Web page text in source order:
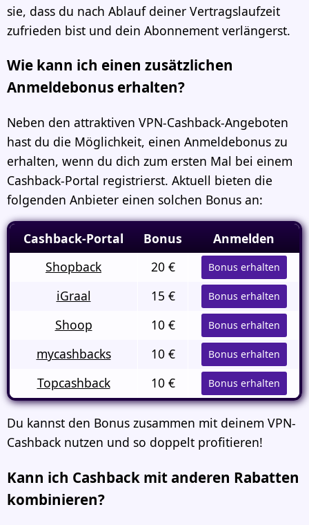
sie, dass du nach Ablauf deiner Vertragslaufzeit
zufrieden bist und dein Abonnement verlängerst.
Wie kann ich einen zusätzlichen
Anmeldebonus erhalten?
Neben den attraktiven VPN-Cashback-Angeboten
hast du die Möglichkeit, einen Anmeldebonus zu
erhalten, wenn du dich zum ersten Mal bei einem
Cashback-Portal registrierst. Aktuell bieten die
folgenden Anbieter einen solchen Bonus an:
Cashback-Portal Bonus
Anmelden
Shopback
20 € Bonus erhalten
iGraal 15 € Bonus erhalten
Shoop 10 € Bonus erhalten
mycashbacks 10 € Bonus erhalten
Topcashback 10 € Bonus erhalten
Du kannst den Bonus zusammen mit deinem VPN-
Cashback nutzen und so doppelt profitieren!
Kann ich Cashback mit anderen Rabatten
kombinieren?